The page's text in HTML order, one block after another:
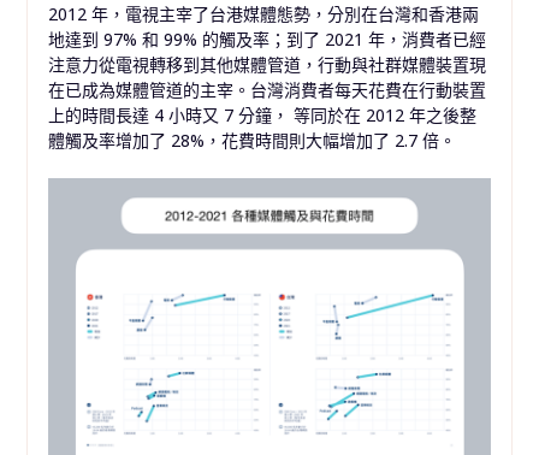
2012 年，電視主宰了台港媒體態勢，分別在台灣和香港兩
地達到 97% 和 99% 的觸及率；到了 2021 年，消費者已經
注意力從電視轉移到其他媒體管道，行動與社群媒體裝置現
在已成為媒體管道的主宰。台灣消費者每天花費在行動裝置
上的時間長達 4 小時又 7 分鐘， 等同於在 2012 年之後整
體觸及率增加了 28%，花費時間則大幅增加了 2.7 倍。